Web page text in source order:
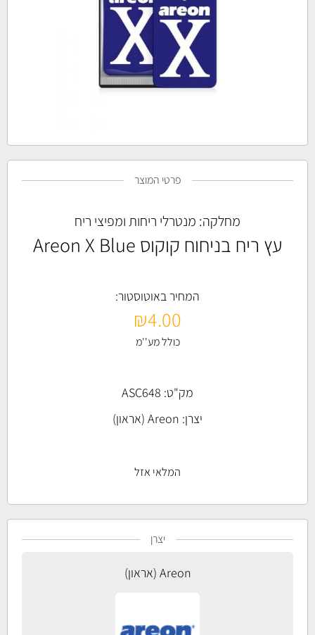
פרטי המוצר
מחלקה: מנטרלי ריחות ומפיצי ריח
עץ ריח בניחוח קוקוס Areon X Blue
המחיר באוטוסטור:
₪4.00
כולל מע''מ
מק"ט: ASC648
יצרן: Areon (אראון)
המלאי אזל
יצרן
Areon (אראון)